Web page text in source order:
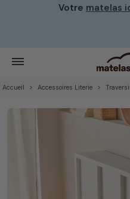
Votre matelas
Accueil Accessoires Literie